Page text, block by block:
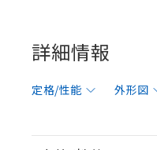
詳細情報
定格/性能 外形図